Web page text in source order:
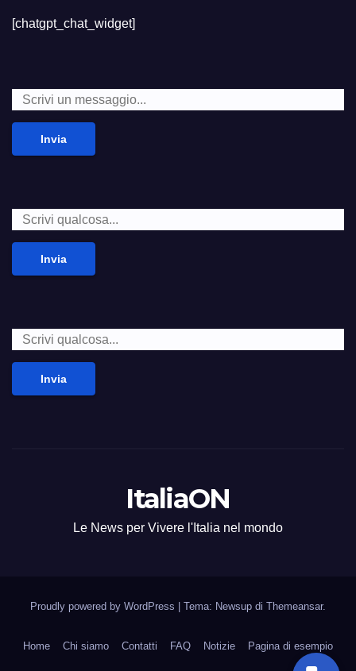
[chatgpt_chat_widget]
Invia
Invia
Invia
ItaliaON
Le News per Vivere l'Italia nel mondo
Proudly powered by WordPress Tema: Newsup di Themeansar.
Home Chi siamo Contatti FAQ Notizie Pagina di esempio